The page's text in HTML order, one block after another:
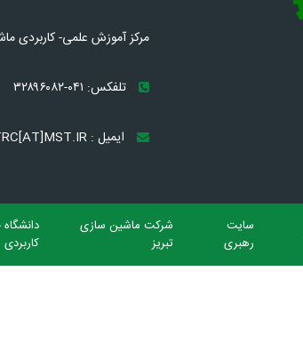
مرکز آموزش علمی- کاربردی
تلفکس: ۰۴۱-۳۲۸۹۶۰۸۲
ایمیل : TRC[AT]MST.IR
سایت
رهبری
شرکت ماشین سازی
تبریز
کاربردی